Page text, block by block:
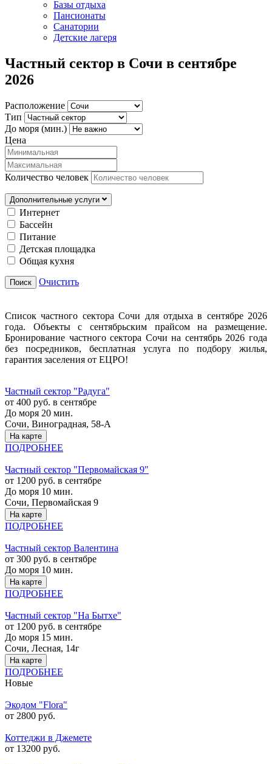
Базы отдыха
Пансионаты
Санатории
Детские лагеря
Частный сектор в Сочи в сентябре
2026
Расположение
Тип
До моря (мин.)
Цена
Количество человек
Дополнительные услуги
Интернет
Бассейн
Питание
Детская площадка
Общая кухня
Поиск Очистить
Список частного сектора Сочи для отдыха в сентябре 2026
года. Объекты с сентябрьским прайсом на размещение.
Бронирование частного сектора Сочи на сентябрь 2026 года
без посредников, бесплатная услуга по подбору жилья,
гарантия заселения от ЕЦРО!
Частный сектор "Радуга"
от 400 руб. в сентябре
До моря 20 мин.
Сочи, Виноградная, 58-А
На карте
ПОДРОБНЕЕ
Частный сектор "Первомайская 9"
от 1200 руб. в сентябре
До моря 10 мин.
Сочи, Первомайская 9
На карте
ПОДРОБНЕЕ
Частный сектор Валентина
от 300 руб. в сентябре
До моря 10 мин.
На карте
ПОДРОБНЕЕ
Частный сектор "На Бытхе"
от 1200 руб. в сентябре
До моря 15 мин.
Сочи, Лесная, 14г
На карте
ПОДРОБНЕЕ
Новые
Экодом "Flora"
от 2800 руб.
Коттеджи в Джемете
от 13200 руб.